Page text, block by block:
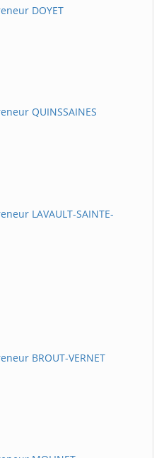
DOYET
QUINSSAINES
LAVAULT-SAINTE-
BROUT-VERNET